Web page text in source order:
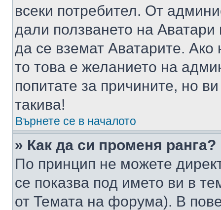
всеки потребител. От
дали ползването на
да се вземат Аватарите.
то това е желанието на
попитате за причините, но
такива!
Върнете се в началото
» Как да си променя ранга?
По принцип не можете
се показва под името ви в
от Темата на форума). В